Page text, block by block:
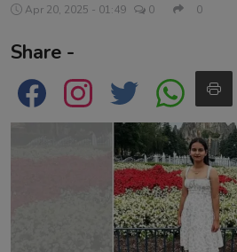
Matrimonial
Event
Contact
Apr 20, 2025 - 01:49 0 0
Share -